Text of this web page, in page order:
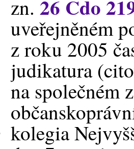
zn.26 Cdo
uveřejněném
z roku 2005
judikatura
na společném
kolegia